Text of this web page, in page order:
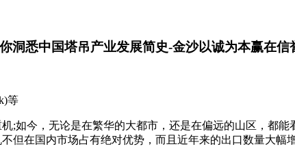
洞悉中国塔吊产业发展简史-金沙以诚为本赢在信
等
;如今，无论是在繁华的大都市，还是在偏远的山区，都
但在国内市场占有绝对优势，而且近年来的出口数量大